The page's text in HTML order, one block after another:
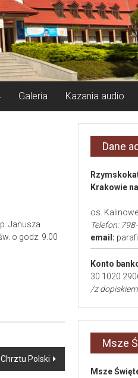
Galeria Kazania audio
Janusza
o godz. 9.00
Polski
Dane
Krakowie
os.
Telefon:
email:
Konto
30 1020
/z
Msze
Msze